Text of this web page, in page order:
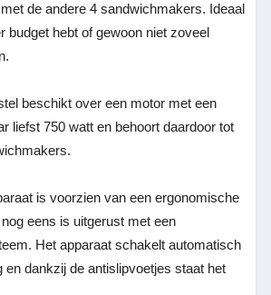
de andere 4 sandwichmakers. Ideaal
budget hebt of gewoon niet zoveel
beschikt over een motor met een
liefst 750 watt en behoort daardoor tot
is voorzien van een ergonomische
eens is uitgerust met een
Het apparaat schakelt automatisch
en dankzij de antislipvoetjes staat het